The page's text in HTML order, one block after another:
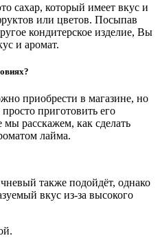
сахар, который имеет вкус и
или цветов. Посыпав
кондитерское изделие, Вы
и аромат.
приобрести в магазине, но
приготовить его
мы расскажем, как сделать
лайма.
также подойдёт, однако
вкус из-за высокого